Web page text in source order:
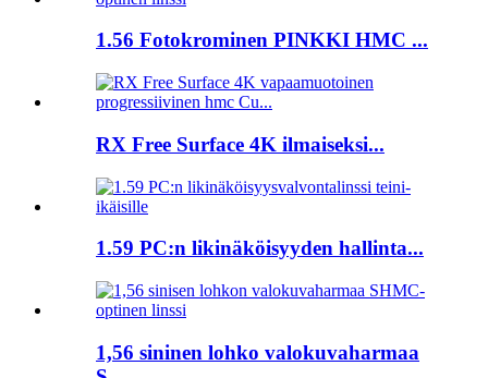
1.56 Fotokrominen PINKKI HMC ...
RX Free Surface 4K ilmaiseksi...
1.59 PC:n likinäköisyyden hallinta...
1,56 sininen lohko valokuvaharmaa